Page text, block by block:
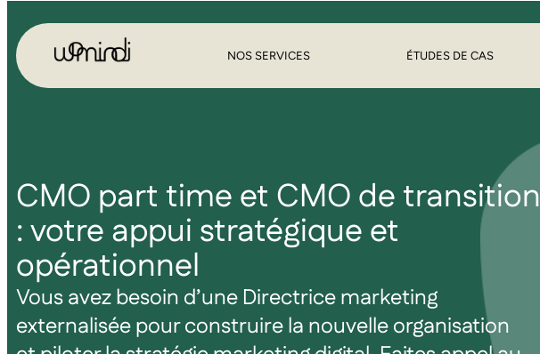
NOS SERVICES ÉTUDES DE CAS
CMO part time et CMO de transition
: votre appui stratégique et
opérationnel
Vous avez besoin d’une Directrice marketing
externalisée pour construire la nouvelle organisation